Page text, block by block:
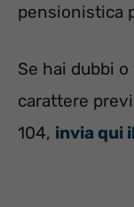
pensionistica
Se hai dubbi
carattere
104, invia qui